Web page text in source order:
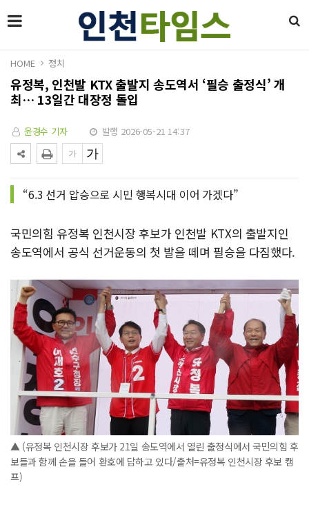
HOME 정치
유정복, 인천발 KTX 출발지 송도역서 ‘필승 출정식’ 개
최… 13일간 대장정 돌입
윤경수 기자 발행 2026-05-21 14:37
“6.3 선거 압승으로 시민 행복시대 이어 가겠다”
국민의힘 유정복 인천시장 후보가 인천발 KTX의 출발지인
송도역에서 공식 선거운동의 첫 발을 떼며 필승을 다짐했다.
▲ (유정복 인천시장 후보가 21일 송도역에서 열린 출정식에서 국민의힘 후
보들과 함께 손을 들어 환호에 답하고 있다/출처=유정복 인천시장 후보 캠
프)